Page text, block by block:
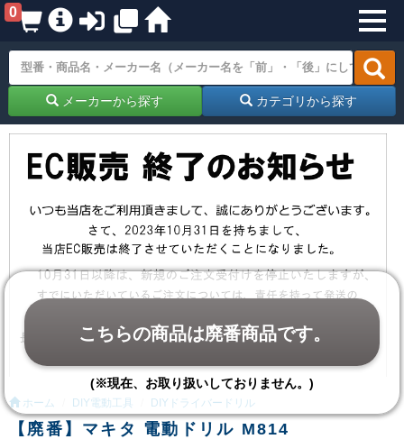
0
メーカーから探す カテゴリから探す
ホーム DIY電動工具 DIYドライバードリル
【廃番】マキタ 電動ドリル M814
こちらの商品は廃番商品です。
(※現在、お取り扱いしておりません。)